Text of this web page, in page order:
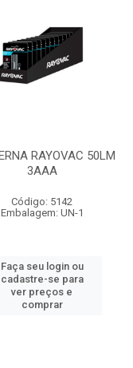
RAYOVAC 50LM
3AAA
Código: 5142
Embalagem: UN-1
Faça seu login ou
cadastre-se para
ver preços e
comprar